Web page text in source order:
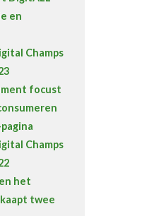
en
Champs
focust
Champs
het
twee